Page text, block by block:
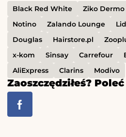
Black Red White Ziko Dermo
Notino
Zalando Lounge
Douglas
Hairstore.pl
x-kom
Sinsay Carrefour
AliExpress
Clarins Modivo
Zaoszczędziłeś?